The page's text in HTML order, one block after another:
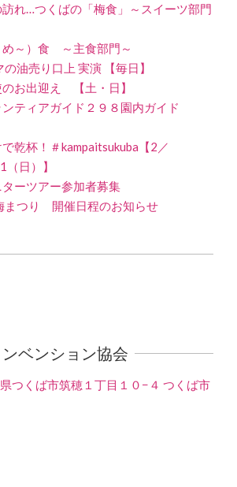
れ…つくばの「梅食」～スイーツ部門
め～）食 ～主食部門～
油売り口上 実演 【毎日】
お出迎え 【土・日】
ティアガイド２９８園内ガイド
乾杯！＃kampaitsukuba【2／
日）】
ーツアー参加者募集
まつり 開催日程のお知らせ
ベンション協会
つくば市筑穂１丁目１０−４ つくば市